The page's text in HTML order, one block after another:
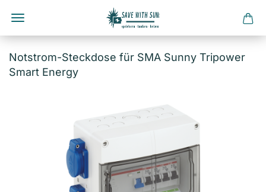
Direkt
zum
Hauptinhalt
Notstrom-Steckdose für SMA Sunny Tripower
Smart Energy